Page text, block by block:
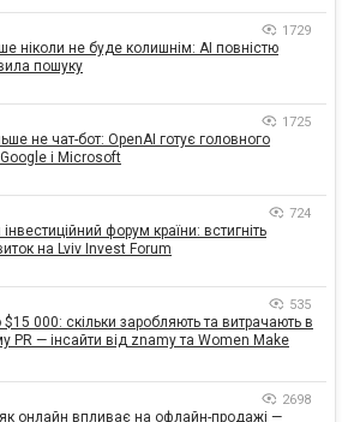
1729
ніколи не буде колишнім: AI повністю
пошуку
1725
не чат-бот: OpenAI готує головного
і Microsoft
724
форум країни: встигніть
на Lviv Invest Forum
535
000: скільки заробляють та витрачають в
PR — інсайти від znamy та Women Make
2698
як онлайн впливає на офлайн-продажі —